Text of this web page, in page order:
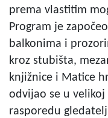
prema vlastitim
Program je
balkonima i
kroz stubišta,
knjižnice i Matice
odvijao se u
rasporedu